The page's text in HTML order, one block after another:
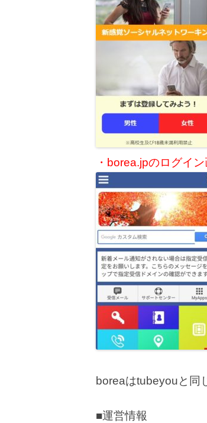
・borea.jpのログイ
boreaはtubeyouと同
■運営情報